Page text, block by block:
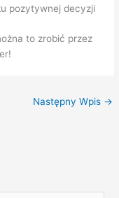
pozytywnej decyzji
to zrobić przez
Następny Wpis →